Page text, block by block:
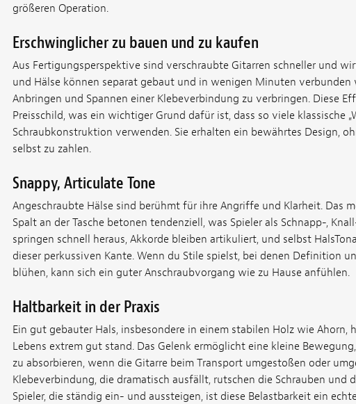
größeren Operation.
Erschwinglicher zu bauen und zu kaufen
Aus Fertigungsperspektive sind verschraubte Gitarren schneller und
und Hälse können separat gebaut und in wenigen Minuten
Anbringen und Spannen einer Klebeverbindung zu verbringen. Diese
Preisschild, was ein wichtiger Grund dafür ist, dass so viele klassische
Schraubkonstruktion verwenden. Sie erhalten ein bewährtes Design,
selbst zu zahlen.
Snappy, Articulate Tone
Angeschraubte Hälse sind berühmt für ihre Angriffe und Klarheit. Das
Spalt an der Tasche betonen tendenziell, was Spieler als Schnapp-,
springen schnell heraus, Akkorde bleiben artikuliert, und selbst
dieser perkussiven Kante. Wenn du Stile spielst, bei denen Definition
blühen, kann sich ein guter Anschraubvorgang wie zu Hause anfühlen.
Haltbarkeit in der Praxis
Ein gut gebauter Hals, insbesondere in einem stabilen Holz wie Ahorn,
Lebens extrem gut stand. Das Gelenk ermöglicht eine kleine
zu absorbieren, wenn die Gitarre beim Transport umgestoßen oder
Klebeverbindung, die dramatisch ausfällt, rutschen die Schrauben und
Spieler, die ständig ein- und aussteigen, ist diese Belastbarkeit ein